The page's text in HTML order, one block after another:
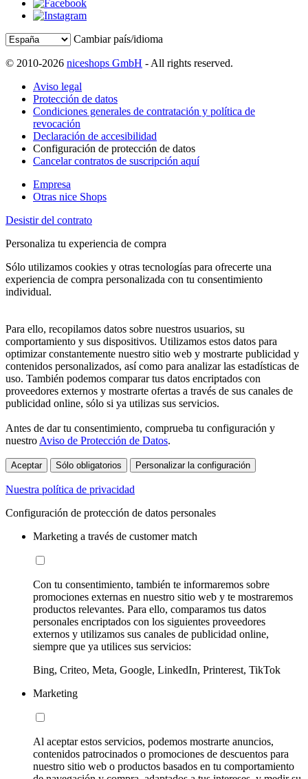
Cambiar país/idioma
© 2010-2026 niceshops GmbH - All rights reserved.
Aviso legal
Protección de datos
Condiciones generales de contratación y política de
revocación
Declaración de accesibilidad
Configuración de protección de datos
Cancelar contratos de suscripción aquí
Empresa
Otras nice Shops
Desistir del contrato
Personaliza tu experiencia de compra
Sólo utilizamos cookies y otras tecnologías para ofrecerte una
experiencia de compra personalizada con tu consentimiento
individual.
Para ello, recopilamos datos sobre nuestros usuarios, su
comportamiento y sus dispositivos. Utilizamos estos datos para
optimizar constantemente nuestro sitio web y mostrarte publicidad y
contenidos personalizados, así como para analizar las estadísticas de
uso. También podemos comparar tus datos encriptados con
proveedores externos y mostrarte ofertas a través de sus canales de
publicidad online, sólo si ya utilizas sus servicios.
Antes de dar tu consentimiento, comprueba tu configuración y
nuestro Aviso de Protección de Datos.
Aceptar Sólo obligatorios Personalizar la configuración
Nuestra política de privacidad
Configuración de protección de datos personales
Marketing a través de customer match
Con tu consentimiento, también te informaremos sobre
promociones externas en nuestro sitio web y te mostraremos
productos relevantes. Para ello, comparamos tus datos
personales encriptados con los siguientes proveedores
externos y utilizamos sus canales de publicidad online,
siempre que ya utilices sus servicios:
Bing, Criteo, Meta, Google, LinkedIn, Printerest, TikTok
Marketing
Al aceptar estos servicios, podemos mostrarte anuncios,
contenidos patrocinados o promociones de descuentos para
nuestro sitio web o productos basados en tu comportamiento